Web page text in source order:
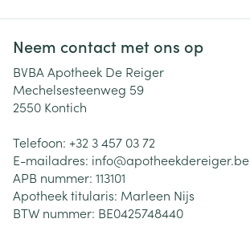
Neem contact met ons op
BVBA Apotheek De Reiger
Mechelsesteenweg 59
2550 Kontich
Telefoon: +32 3 457 03 72
E-mailadres: info@apotheekdereiger.be
APB nummer: 113101
Apotheek titularis: Marleen Nijs
BTW nummer: BE0425748440